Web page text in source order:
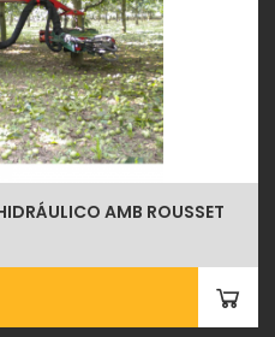
AMB ROUSSET